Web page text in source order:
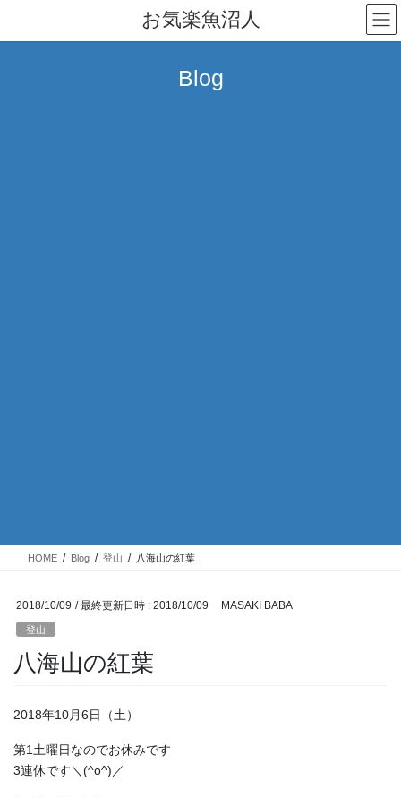
テ
ゲ
お気楽魚沼人
Blog
HOME Blog 登山 八海山の紅葉
2018/10/09 / 最終更新日時 : 2018/10/09 MASAKI BABA
登山
八海山の紅葉
2018年10月6日（土）
第1土曜日なのでお休みです
3連休です＼(^o^)／